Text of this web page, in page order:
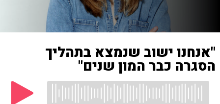
"אנחנו ישוב שנמצא בתהליך
הסגרה כבר המון שנים"